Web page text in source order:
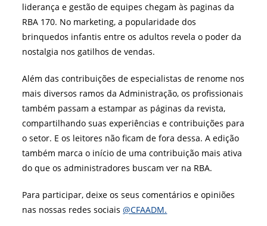
liderança e gestão de equipes chegam às paginas da
RBA 170. No marketing, a popularidade dos
brinquedos infantis entre os adultos revela o poder da
nostalgia nos gatilhos de vendas.
Além das contribuições de especialistas de renome nos
mais diversos ramos da Administração, os profissionais
também passam a estampar as páginas da revista,
compartilhando suas experiências e contribuições para
o setor. E os leitores não ficam de fora dessa. A edição
também marca o início de uma contribuição mais ativa
do que os administradores buscam ver na RBA.
Para participar, deixe os seus comentários e opiniões
nas nossas redes sociais@CFAADM.